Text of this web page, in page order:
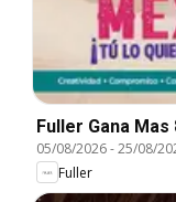
Fuller Gana Mas
05/08/2026-25/08/
Fuller